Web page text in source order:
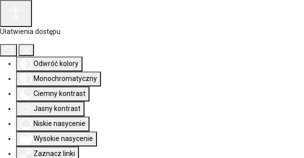
Ułatwienia dostępu
Odwróć kolory
Monochromatyczny
Ciemny kontrast
Jasny kontrast
Niskie nasycenie
Wysokie nasycenie
Zaznacz linki